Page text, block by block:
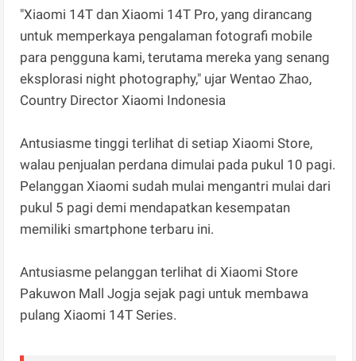
"Xiaomi 14T dan Xiaomi 14T Pro, yang dirancang
untuk memperkaya pengalaman fotografi mobile
para pengguna kami, terutama mereka yang senang
eksplorasi night photography," ujar Wentao Zhao,
Country Director Xiaomi Indonesia
Antusiasme tinggi terlihat di setiap Xiaomi Store,
walau penjualan perdana dimulai pada pukul 10 pagi.
Pelanggan Xiaomi sudah mulai mengantri mulai dari
pukul 5 pagi demi mendapatkan kesempatan
memiliki smartphone terbaru ini.
Antusiasme pelanggan terlihat di Xiaomi Store
Pakuwon Mall Jogja sejak pagi untuk membawa
pulang Xiaomi 14T Series.